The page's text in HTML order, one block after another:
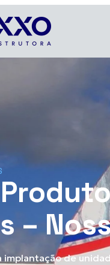
–
implantação de